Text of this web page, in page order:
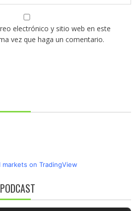
electrónico y sitio web en este
vez que haga un comentario.
markets on TradingView